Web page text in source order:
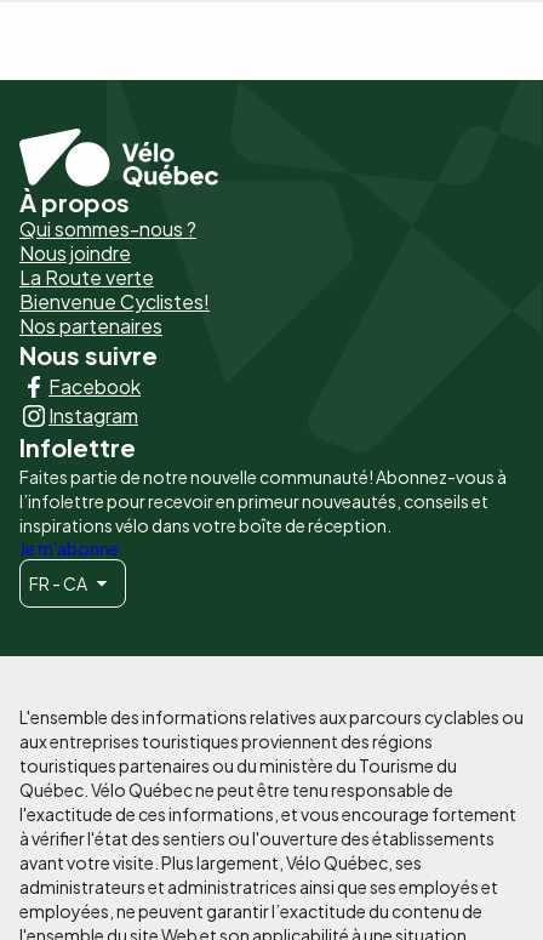
Pied
de
page
-
Liens
principaux
À propos
Qui sommes-nous ?
Nous joindre
La Route verte
Bienvenue Cyclistes!
Nos partenaires
Nous suivre
Facebook
Instagram
Infolettre
Faites partie de notre nouvelle communauté! Abonnez-vous à
l’infolettre pour recevoir en primeur nouveautés, conseils et
inspirations vélo dans votre boîte de réception.
Je m'abonne
FR - CA
L'ensemble des informations relatives aux parcours cyclables ou
aux entreprises touristiques proviennent des régions
touristiques partenaires ou du ministère du Tourisme du
Québec. Vélo Québec ne peut être tenu responsable de
l'exactitude de ces informations, et vous encourage fortement
à vérifier l'état des sentiers ou l'ouverture des établissements
avant votre visite. Plus largement, Vélo Québec, ses
administrateurs et administratrices ainsi que ses employés et
employées, ne peuvent garantir l’exactitude du contenu de
l'ensemble du site Web et son applicabilité à une situation